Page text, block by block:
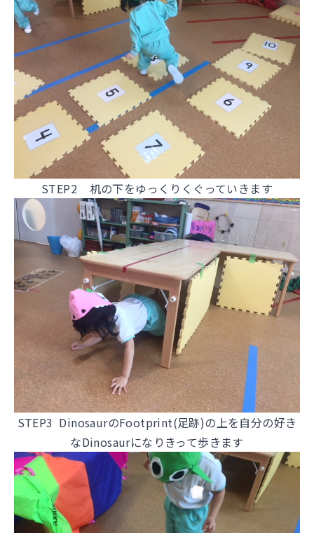
STEP2 机の下をゆっくりくぐっていきます
STEP3 DinosaurのFootprint(足跡)の上を自分の好き
なDinosaurになりきって歩きます